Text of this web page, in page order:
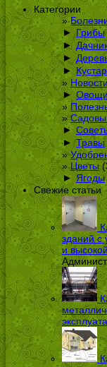
Категории
► Грибы
►
►
►
►
►
► Травы
Цветы
► Ягоды
Свежие статьи
зданий с
и